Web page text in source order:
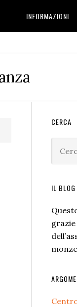
INFORMAZIONI
Barra
CERCA
IL